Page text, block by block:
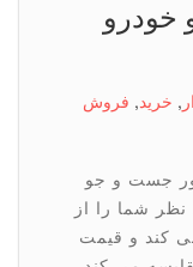
,فروش
و جو
را از
و قیمت